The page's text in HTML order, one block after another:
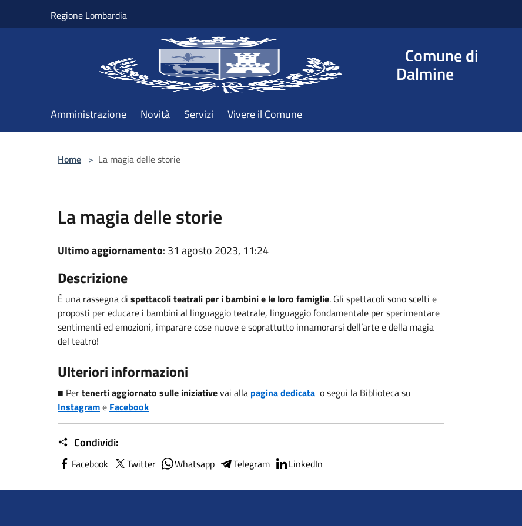
Regione Lombardia
Comune di
Dalmine
Amministrazione Novità Servizi Vivere il Comune
Home > La magia delle storie
La magia delle storie
Ultimo aggiornamento: 31 agosto 2023, 11:24
Descrizione
È una rassegna di spettacoli teatrali per i bambini e le loro famiglie. Gli spettacoli sono scelti e
proposti per educare i bambini al linguaggio teatrale, linguaggio fondamentale per sperimentare
sentimenti ed emozioni, imparare cose nuove e soprattutto innamorarsi dell’arte e della magia
del teatro!
Ulteriori informazioni
■ Pertenerti aggiornato sulle iniziativevai alla pagina dedicata o segui la Biblioteca su
Instagrame Facebook
Condividi:
Facebook Twitter Whatsapp Telegram LinkedIn